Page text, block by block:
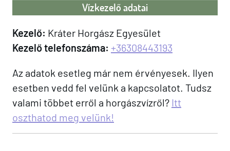
Vízkezelő adatai
Kezelő: Kráter Horgász Egyesület
Kezelő telefonszáma: +36308443193
Az adatok esetleg már nem érvényesek. Ilyen
esetben vedd fel velünk a kapcsolatot. Tudsz
valami többet erről a horgászvízről? Itt
oszthatod meg velünk!